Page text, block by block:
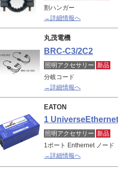
割ハンガー
→詳細情報へ
丸茂電機
BRC-C3/2C2
照明アクセサリー 新品
分岐コード
→詳細情報へ
EATON
1
照明アクセサリー 新品
1ポート Enthernet ノード
→詳細情報へ